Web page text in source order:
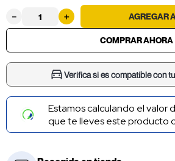
＋
－
Verifica si es compatible con
Compra conysolicita tu